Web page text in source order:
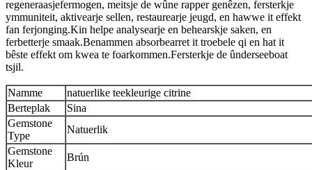
regeneraasjefermogen, meitsje de wûne rapper genêzen, fersterkje
ymmuniteit, aktivearje sellen, restaurearje jeugd, en hawwe it effekt
fan ferjonging.Kin helpe analysearje en behearskje saken, en
ferbetterje smaak.Benammen absorbearret it troebele qi en hat it
bêste effekt om kwea te foarkommen.Fersterkje de ûnderseeboat
tsjil.
Namme
natuerlike teekleurige citrine
Berteplak
Sina
Gemstone
Type
Natuerlik
Gemstone
Kleur
Brún